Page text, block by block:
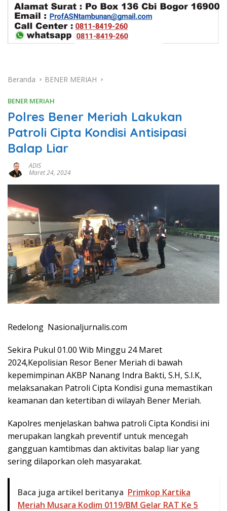
Beranda BENER MERIAH
BENER MERIAH
Polres Bener Meriah Lakukan
Patroli Cipta Kondisi Antisipasi
Balap Liar
ADIS
Maret 24, 2024
Redelong Nasionaljurnalis.com
Sekira Pukul 01.00 Wib Minggu 24 Maret
2024,Kepolisian Resor Bener Meriah di bawah
kepemimpinan AKBP Nanang Indra Bakti, S.H, S.I.K,
melaksanakan Patroli Cipta Kondisi guna memastikan
keamanan dan ketertiban di wilayah Bener Meriah.
Kapolres menjelaskan bahwa patroli Cipta Kondisi ini
merupakan langkah preventif untuk mencegah
gangguan kamtibmas dan aktivitas balap liar yang
sering dilaporkan oleh masyarakat.
Baca juga artikel beritanya Primkop Kartika
Meriah Musara Kodim 0119/BM Gelar RAT Ke 5